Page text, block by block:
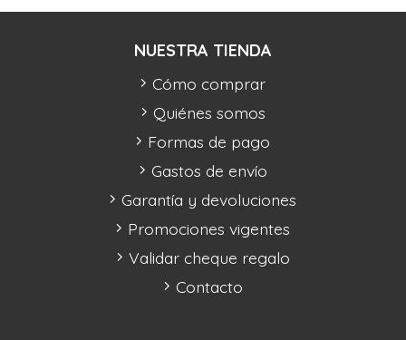
NUESTRA TIENDA
Cómo comprar
Quiénes somos
Formas de pago
Gastos de envío
Garantía y devoluciones
Promociones vigentes
Validar cheque regalo
Contacto